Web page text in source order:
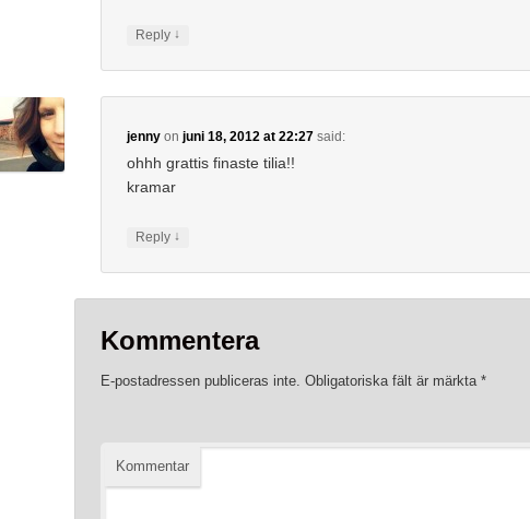
Reply ↓
jennyon juni 18, 2012 at 22:27 said:
ohhh grattis finaste tilia!!
kramar
Reply ↓
Kommentera
E-postadressen publiceras inte. Obligatoriska fält är märkta *
Kommentar